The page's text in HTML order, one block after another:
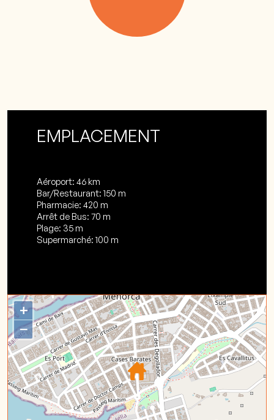
EMPLACEMENT
Aéroport: 46 km
Bar/Restaurant: 150 m
Pharmacie: 420 m
Arrêt de Bus: 70 m
Plage: 35 m
Supermarché: 100 m
+
−